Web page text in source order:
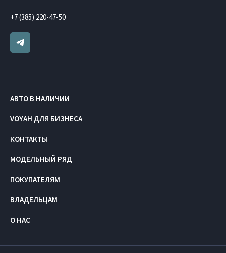
+7 (385) 220-47-50
АВТО В НАЛИЧИИ
VOYAH ДЛЯ БИЗНЕСА
КОНТАКТЫ
МОДЕЛЬНЫЙ РЯД
ПОКУПАТЕЛЯМ
ВЛАДЕЛЬЦАМ
О НАС